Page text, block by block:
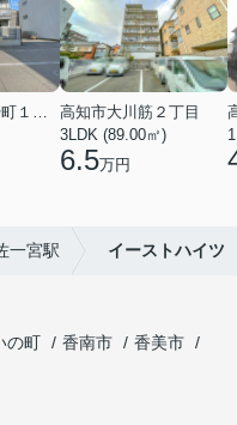
高知市はりまや町１丁目
高知市大川筋２丁目
3LDK (89.00㎡)
6.5万円
一宮駅 イーストハイツ
の町 香南市
香美市